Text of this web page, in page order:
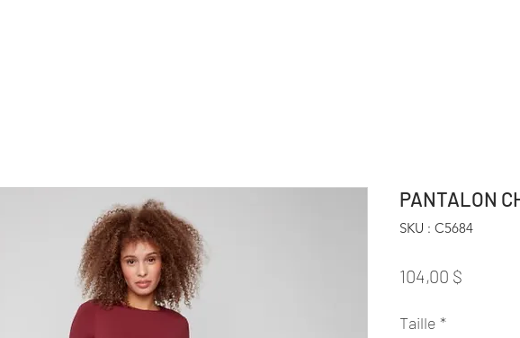
PANTALON
SKU : C5684
104,00 $
Taille *